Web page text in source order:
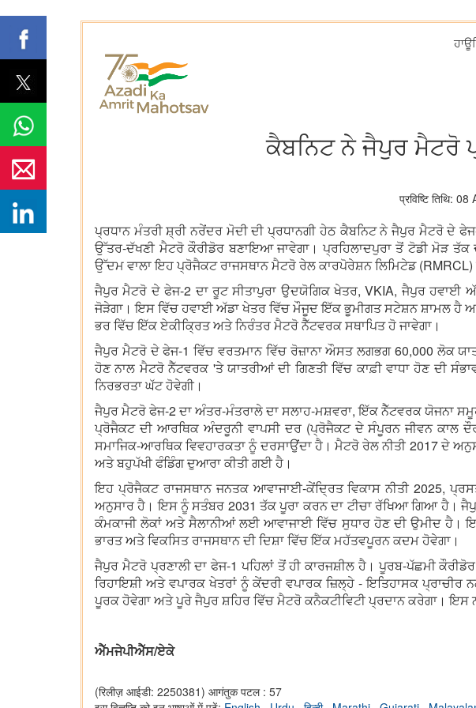
ਕੈਬਨਿਟ ਨੇ ਜੈਪੁਰ ਮੈਟਰੋ
प्रविष्टि तिथि:
ਪ੍ਰਧਾਨ ਮੰਤਰੀ ਸ਼੍ਰੀ ਨਰੇਂਦਰ ਮੋਦੀ ਦੀ ਪ੍ਰਧਾਨਗੀ ਹੇਠ ਕੈਬਨਿਟ ਨੇ ਜੈਪੁਰ ਮੈਟਰੋ ਦੇ
ਉੱਤਰ-ਦੱਖਣੀ ਮੈਟਰੋ ਕੌਰੀਡੋਰ ਬਣਾਇਆ ਜਾਵੇਗਾ। ਪ੍ਰਹਿਲਾਦਪੁਰਾ ਤੋਂ ਟੋਡੀ ਮੋੜ
ਉੱਦਮ ਵਾਲਾ ਇਹ ਪ੍ਰੋਜੈਕਟ ਰਾਜਸਥਾਨ ਮੈਟਰੋ ਰੇਲ ਕਾਰਪੋਰੇਸ਼ਨ ਲਿਮਿਟੇਡ (RMRCL)
ਜੈਪੁਰ ਮੈਟਰੋ ਦੇ ਫੇਜ-2 ਦਾ ਰੂਟ ਸੀਤਾਪੁਰਾ ਉਦਯੋਗਿਕ ਖੇਤਰ, VKIA, ਜੈਪੁਰ
ਜੋੜੇਗਾ। ਇਸ ਵਿੱਚ ਹਵਾਈ ਅੱਡਾ ਖੇਤਰ ਵਿੱਚ ਮੌਜੂਦ ਇੱਕ ਭੂਮੀਗਤ ਸਟੇਸ਼ਨ ਸ਼ਾਮਲ ਹੈ
ਭਰ ਵਿੱਚ ਇੱਕ ਏਕੀਕ੍ਰਿਤ ਅਤੇ ਨਿਰੰਤਰ ਮੈਟਰੋ ਨੈੱਟਵਰਕ ਸਥਾਪਿਤ ਹੋ ਜਾਵੇਗਾ।
ਜੈਪੁਰ ਮੈਟਰੋ ਦੇ ਫੇਜ-1 ਵਿੱਚ ਵਰਤਮਾਨ ਵਿੱਚ ਰੋਜ਼ਾਨਾ ਔਸਤ ਲਗਭਗ 60,000 ਲੋਕ
ਹੋਣ ਨਾਲ ਮੈਟਰੋ ਨੈੱਟਵਰਕ 'ਤੇ ਯਾਤਰੀਆਂ ਦੀ ਗਿਣਤੀ ਵਿੱਚ ਕਾਫ਼ੀ ਵਾਧਾ ਹੋਣ ਦੀ
ਨਿਰਭਰਤਾ ਘੱਟ ਹੋਵੇਗੀ।
ਜੈਪੁਰ ਮੈਟਰੋ ਫੇਜ-2 ਦਾ ਅੰਤਰ-ਮੰਤਰਾਲੇ ਦਾ ਸਲਾਹ-ਮਸ਼ਵਰਾ, ਇੱਕ ਨੈੱਟਵਰਕ ਯੋਜਨਾ
ਪ੍ਰੋਜੈਕਟ ਦੀ ਆਰਥਿਕ ਅੰਦਰੂਨੀ ਵਾਪਸੀ ਦਰ (ਪ੍ਰੋਜੈਕਟ ਦੇ ਸੰਪੂਰਨ ਜੀਵਨ ਕਾਲ
ਸਮਾਜਿਕ-ਆਰਥਿਕ ਵਿਵਹਾਰਕਤਾ ਨੂੰ ਦਰਸਾਉਂਦਾ ਹੈ। ਮੈਟਰੋ ਰੇਲ ਨੀਤੀ 2017 ਦੇ
ਅਤੇ ਬਹੁਪੱਖੀ ਫੰਡਿੰਗ ਦੁਆਰਾ ਕੀਤੀ ਗਈ ਹੈ।
ਇਹ ਪ੍ਰੋਜੈਕਟ ਰਾਜਸਥਾਨ ਜਨਤਕ ਆਵਾਜਾਈ-ਕੇਂਦ੍ਰਿਤ ਵਿਕਾਸ ਨੀਤੀ 2025,
ਅਨੁਸਾਰ ਹੈ। ਇਸ ਨੂੰ ਸਤੰਬਰ 2031 ਤੱਕ ਪੂਰਾ ਕਰਨ ਦਾ ਟੀਚਾ ਰੱਖਿਆ ਗਿਆ ਹੈ।
ਕੰਮਕਾਜੀ ਲੋਕਾਂ ਅਤੇ ਸੈਲਾਨੀਆਂ ਲਈ ਆਵਾਜਾਈ ਵਿੱਚ ਸੁਧਾਰ ਹੋਣ ਦੀ ਉਮੀਦ
ਭਾਰਤ ਅਤੇ ਵਿਕਸਿਤ ਰਾਜਸਥਾਨ ਦੀ ਦਿਸ਼ਾ ਵਿੱਚ ਇੱਕ ਮਹੱਤਵਪੂਰਨ ਕਦਮ ਹੋਵੇਗਾ।
ਜੈਪੁਰ ਮੈਟਰੋ ਪ੍ਰਣਾਲੀ ਦਾ ਫੇਜ-1 ਪਹਿਲਾਂ ਤੋਂ ਹੀ ਕਾਰਜਸ਼ੀਲ ਹੈ। ਪੂਰਬ-ਪੱਛਮੀ
ਰਿਹਾਇਸ਼ੀ ਅਤੇ ਵਪਾਰਕ ਖੇਤਰਾਂ ਨੂੰ ਕੇਂਦਰੀ ਵਪਾਰਕ ਜ਼ਿਲ੍ਹੇ - ਇਤਿਹਾਸਕ
ਪੂਰਕ ਹੋਵੇਗਾ ਅਤੇ ਪੂਰੇ ਜੈਪੁਰ ਸ਼ਹਿਰ ਵਿੱਚ ਮੈਟਰੋ ਕਨੈਕਟੀਵਿਟੀ ਪ੍ਰਦਾਨ ਕਰੇਗਾ। ਇਸ
ਐੱਮਜੇਪੀਐੱਸ/ਏਕੇ
(रिलीज़ आईडी: 2250381) आगंतुक पटल : 57